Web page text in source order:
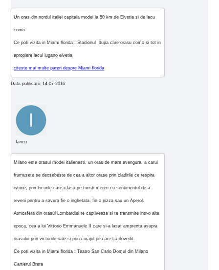
Un oras din nordul italiei capitala modei la 50 km de Elvetia si de lacu
como
Ce poti vizita in Miami florida : Stadionul .dupa care orasu como si tot in
apropiere lacul lugano elvetia
citeste mai multe pareri despre Miami florida
Data publicarii: 14-07-2016
Iancu
Milano este orasul modei italienesti, un oras de mare avengura, a carui
frumusete se deosebeste de cea a altor orase prin cladirile ce respira
istorie, prin locurile care ii lasa pe turisti mereu cu sentimentul de a
reveni pentru a savura fie o inghetata, fie o pizza sau un Aperol.
Atmosfera din orasul Lombardiei te captiveaza si te transmite intr-o alta
epoca, cea a lui Vittorio Emmanuele II care si-a lasat amprenta asupra
orasului prin victoriile sale si prin curajul pe care l-a dovedit.
Ce poti vizita in Miami florida : Teatro San Carlo Domul din Milano
Cartierul Brera